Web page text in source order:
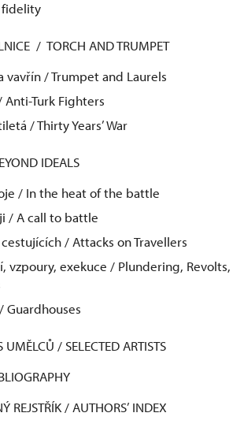
fidelity
/ TORCH AND TRUMPET
vavřín / Trumpet and Laurels
Anti-Turk Fighters
/ Thirty Years’ War
IDEALS
/ In the heat of the battle
/ A call to battle
/ Attacks on Travellers
vzpoury, exekuce / Plundering, Revolts,
Guardhouses
UMĚLCŮ / SELECTED ARTISTS
REJSTŘÍK / AUTHORS’ INDEX